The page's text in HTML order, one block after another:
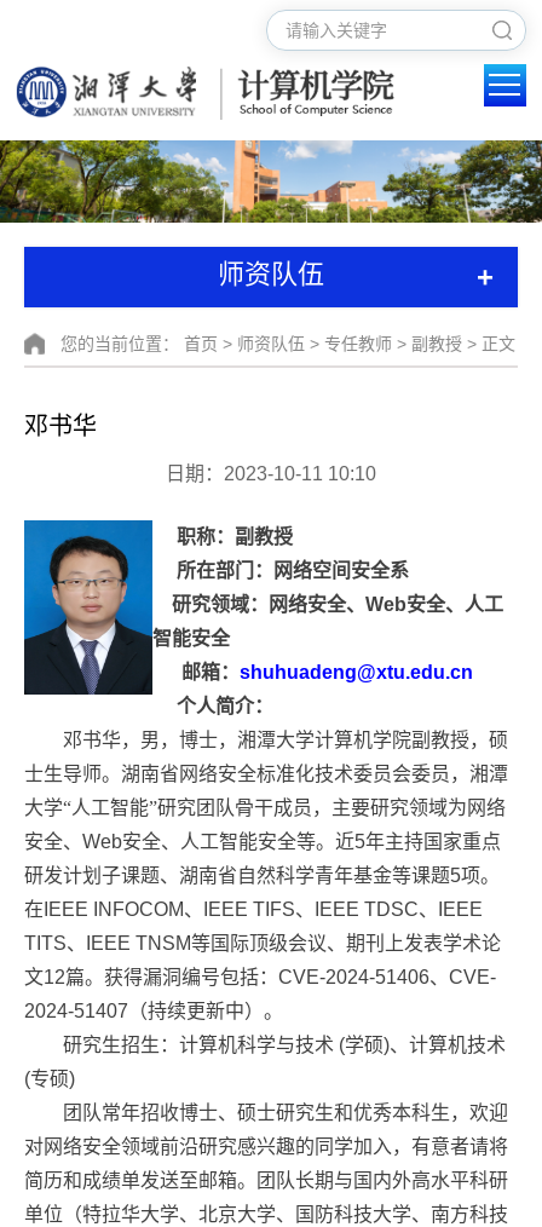
师资队伍 +
您的当前位置： 首页 > 师资队伍 > 专任教师 > 副教授 > 正文
邓书华
日期：2023-10-11 10:10
职称： 副教授
所在部门：
网络空间安全系
研究领域：网络安全、 Web安全、人工
智能安全
邮箱： shuhuadeng@xtu.edu.cn
个人简介：
邓书华，男，博士，湘潭大学计算机学院副教授，硕
士生导师。湖南省网络安全标准化技术委员会委员，湘潭
大学“人工智能”研究团队骨干成员，主要研究领域为网络
安全、 Web安全、人工智能安全等。近5年主持国家重点
研发计划子课题、湖南省自然科学青年基金等课题5项。
在 IEEE INFOCOM、 IEEE TIFS、 IEEE TDSC、
IEEE
TITS、 IEEE TNSM等国际顶级会议、期刊上发表学术论
文12篇。获得漏洞编号包括： CVE-2024-51406、 CVE-
2024-51407 （持续更新中）。
研究生招生：计算机科学与技术 (学硕)、计算机技术
(专硕)
团队常年招收博士、硕士研究生和优秀本科生，欢迎
对网络安全领域前沿研究感兴趣的同学加入，有意者请将
简历和成绩单发送至邮箱。团队长期与国内外高水平科研
单位（特拉华大学、北京大学、国防科技大学、南方科技